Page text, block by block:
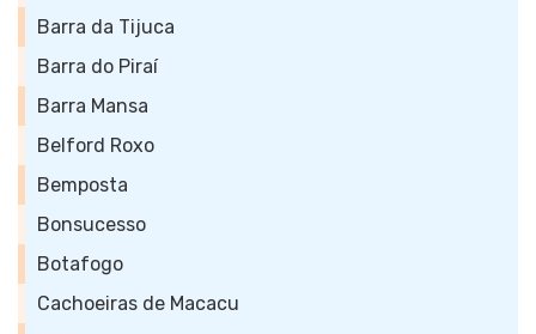
Barra da Tijuca
Barra do Piraí
Barra Mansa
Belford Roxo
Bemposta
Bonsucesso
Botafogo
Cachoeiras de Macacu